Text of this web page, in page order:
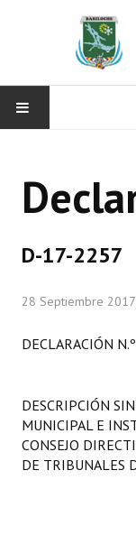
CONCEJO
Comisiones
Comisiones
Programas
LEGISLACIÓN
D-17-2257
28 Septiembre 2017
DECLARACIÓN
DESCRIPCIÓN
MUNICIPAL E
CONSEJO
DE TRIBUNALES